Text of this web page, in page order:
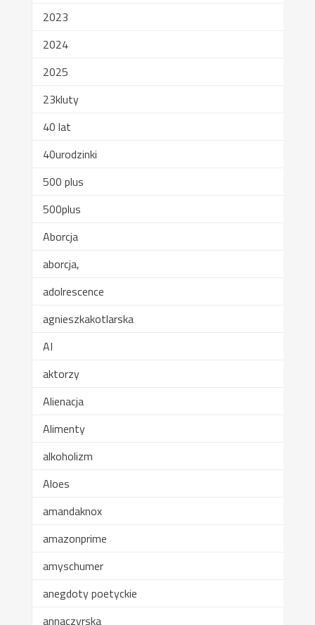
2023
2024
2025
23kluty
40 lat
40urodzinki
500 plus
500plus
Aborcja
aborcja,
adolrescence
agnieszkakotlarska
AI
aktorzy
Alienacja
Alimenty
alkoholizm
Aloes
amandaknox
amazonprime
amyschumer
anegdoty poetyckie
annaczyrska